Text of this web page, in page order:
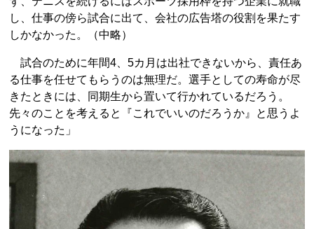
し、仕事の傍ら試合に出て、会社の広告塔の役割を果たす
しかなかった。（中略）
試合のために年間4、5カ月は出社できないから、責任あ
る仕事を任せてもらうのは無理だ。選手としての寿命が尽
きたときには、同期生から置いて行かれているだろう。
先々のことを考えると『これでいいのだろうか』と思うよ
うになった」